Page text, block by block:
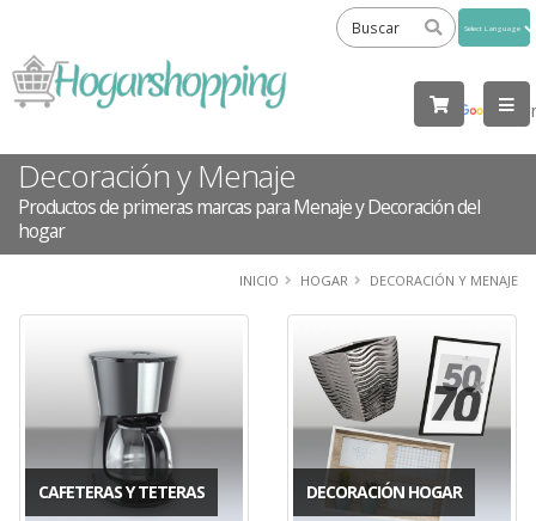
by
Decoración y Menaje
Productos de primeras marcas para Menaje y Decoración del
hogar
INICIO HOGAR DECORACIÓN Y MENAJE
CAFETERAS Y TETERAS DECORACIÓN HOGAR